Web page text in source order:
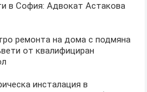
в София: Адвокат Астакова
ремонта на дома с подмяна
от квалифициран
инсталация в